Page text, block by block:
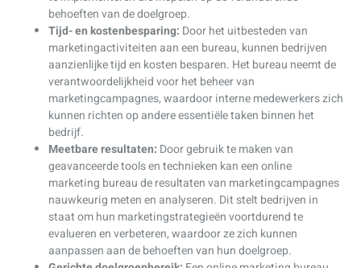
behoeften van de doelgroep.
Tijd- en kostenbesparing: Door het uitbesteden van
marketingactiviteiten aan een bureau, kunnen bedrijven
aanzienlijke tijd en kosten besparen. Het bureau neemt de
verantwoordelijkheid voor het beheer van
marketingcampagnes, waardoor interne medewerkers zich
kunnen richten op andere essentiële taken binnen het
bedrijf.
Meetbare resultaten: Door gebruik te maken van
geavanceerde tools en technieken kan een online
marketing bureau de resultaten van marketingcampagnes
nauwkeurig meten en analyseren. Dit stelt bedrijven in
staat om hun marketingstrategieën voortdurend te
evalueren en verbeteren, waardoor ze zich kunnen
aanpassen aan de behoeften van hun doelgroep.